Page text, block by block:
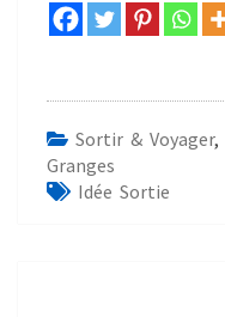
Sortir & Voyager,
Granges
Idée Sortie